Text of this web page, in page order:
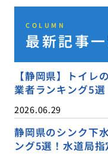
COLUMN
最新記事
【静岡県】トイレ
業者ランキング5
2026.06.29
静岡県のシンク下
ング5選！水道局